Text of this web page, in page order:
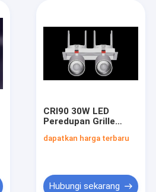
CRI90 30W LED
Peredupan Grille
Dampak 5000LM
dapatkan harga terbaru
Hubungi sekarang